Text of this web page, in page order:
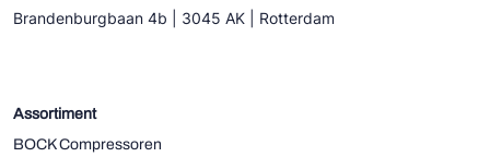
Brandenburgbaan 4b | 3045 AK | Rotterdam
Assortiment
BOCK Compressoren